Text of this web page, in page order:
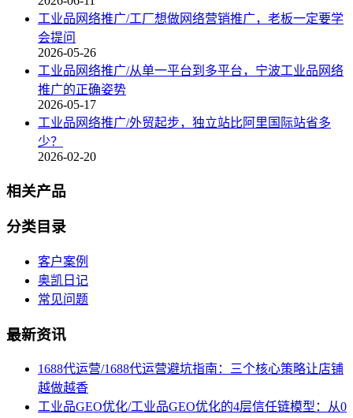
工业品网络推广/工厂想做网络营销推广，老板一定要学
会提问
2026-05-26
工业品网络推广/从单一平台到多平台，宁波工业品网络
推广的正确姿势
2026-05-17
工业品网络推广/外贸起步，独立站比阿里国际站省多
少？
2026-02-20
相关产品
分类目录
客户案例
奥凯日记
常见问题
最新资讯
1688代运营/1688代运营避坑指南：三个核心策略让店铺
越做越香
工业品GEO优化/工业品GEO优化的4层信任链模型：从0